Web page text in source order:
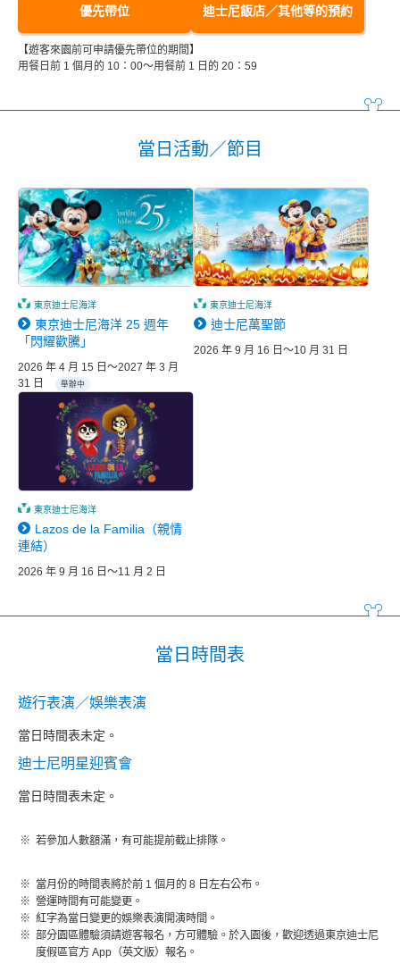
優先帶位 迪士尼飯店／其他等的預約
【遊客來園前可申請優先帶位的期間】
用餐日前 1 個月的 10：00～用餐前 1 日的 20：59
當日活動／節目
東京迪士尼海洋
東京迪士尼海洋 25 週年
「閃耀歡騰」
2026 年 4 月 15 日～2027 年 3 月
31 日
舉辦中
東京迪士尼海洋
迪士尼萬聖節
2026 年 9 月 16 日～10 月 31 日
東京迪士尼海洋
Lazos de la Familia（親情
連結）
2026 年 9 月 16 日～11 月 2 日
當日時間表
遊行表演／娛樂表演
當日時間表未定。
迪士尼明星迎賓會
當日時間表未定。
若參加人數額滿，有可能提前截止排隊。
當月份的時間表將於前 1 個月的 8 日左右公布。
營運時間有可能變更。
紅字為當日變更的娛樂表演開演時間。
部分園區體驗須請遊客報名，方可體驗。於入園後，歡迎透過東京迪士尼
度假區官方 App（英文版）報名。